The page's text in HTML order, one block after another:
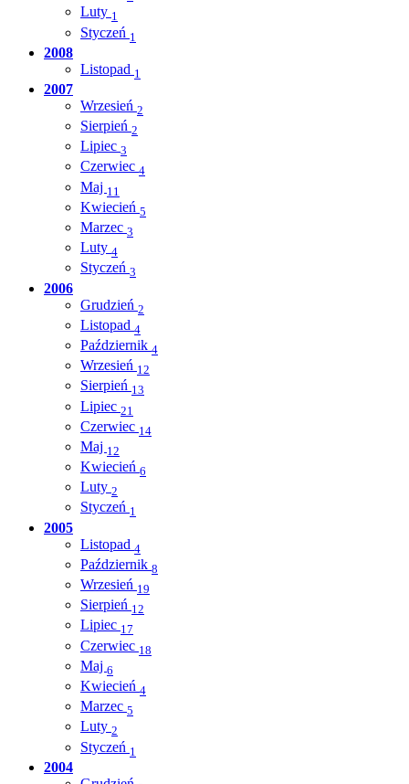
Luty 1
Styczeń 1
2008
Listopad 1
2007
Wrzesień 2
Sierpień 2
Lipiec 3
Czerwiec 4
Maj 11
Kwiecień 5
Marzec 3
Luty 4
Styczeń 3
2006
Grudzień 2
Listopad 4
Październik 4
Wrzesień 12
Sierpień 13
Lipiec 21
Czerwiec 14
Maj 12
Kwiecień 6
Luty 2
Styczeń 1
2005
Listopad 4
Październik 8
Wrzesień 19
Sierpień 12
Lipiec 17
Czerwiec 18
Maj 6
Kwiecień 4
Marzec 5
Luty 2
Styczeń 1
2004